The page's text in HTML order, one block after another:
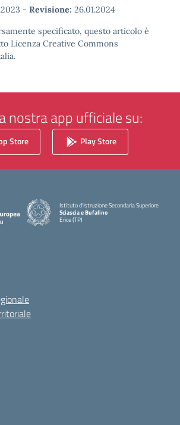
- Revisione: 26.01.2024
specificato, questo articolo è
Licenza Creative Commons
nostra app ufficiale su:
Store Play Store
Istituto d'Istruzione Secondaria Superiore
Sciascia e Bufalino
Erice (TP)